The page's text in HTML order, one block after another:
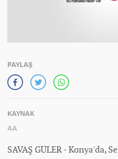
PAYLAŞ
KAYNAK
AA
SAVAŞ GÜLER - Konya'da,